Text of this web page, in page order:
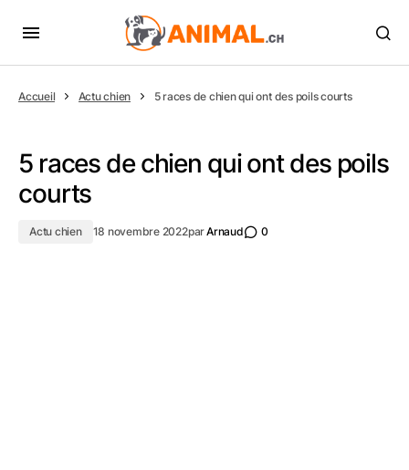
Accueil Actu chien 5 races de chien qui ont des poils courts
5 races de chien qui ont des poils
courts
Actu chien 18 novembre 2022parArnaud 0